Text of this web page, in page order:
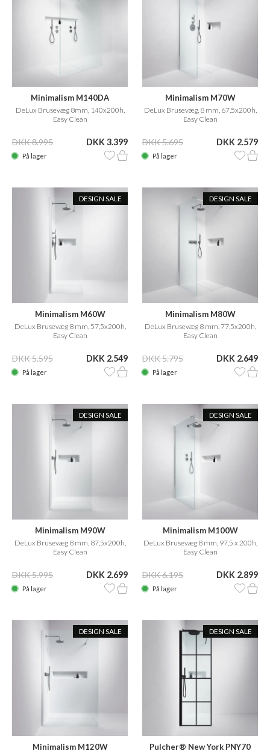
Minimalism M140DA
DeLux Brusevæg 8mm, 140x200h,
Easy Clean
DKK 8.995 DKK 3.399
På lager
Minimalism M70W
DeLux Brusevæg, 8 mm, 67,5x200h,
Easy Clean
DKK 5.695 DKK 2.579
På lager
DESIGN SALE
Minimalism M60W
DeLux Brusevæg 8 mm, 57,5x200h,
Easy Clean
DKK 5.595 DKK 2.549
På lager
DESIGN SALE
Minimalism M80W
DeLux Brusevæg 8 mm, 77,5x200h,
Easy Clean
DKK 5.795 DKK 2.649
På lager
DESIGN SALE
Minimalism M90W
DeLux Brusevæg 8 mm, 87,5x200h,
Easy Clean
DKK 5.995 DKK 2.699
På lager
DESIGN SALE
Minimalism M100W
DeLux Brusevæg 8 mm, 97,5 x 200h,
Easy Clean
DKK 6.195 DKK 2.899
På lager
DESIGN SALE
Minimalism M120W
DESIGN SALE
Pulcher® New York PNY70